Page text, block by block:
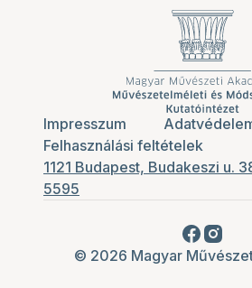
Impresszum
Felhasználási feltételek
1121 Budapest, Budakeszi u.
5595
© 2026 Magyar